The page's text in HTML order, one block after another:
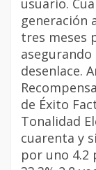
usuario.
generación
tres meses
desenlace.
de Éxito
Tonalidad
cuarenta y
por uno 4.2